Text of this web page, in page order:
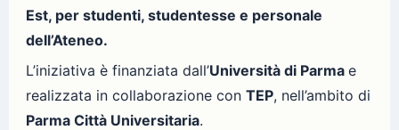
Est, per studenti, studentesse e personale
dell’Ateneo.
L’iniziativa è finanziata dall’Università di Parma e
realizzata in collaborazione con TEP, nell’ambito di
Parma Città Universitaria.